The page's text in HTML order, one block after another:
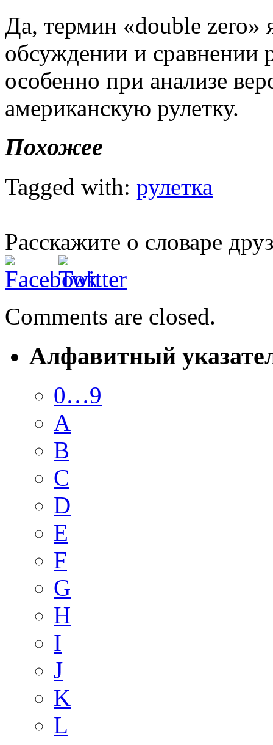
Да, термин «double zero»
обсуждении и сравнении
особенно при анализе
американскую рулетку.
Похожее
Tagged with: рулетка
Расскажите о словаре
Comments are closed.
Алфавитный
0…9
A
B
C
D
E
F
G
H
I
J
K
L